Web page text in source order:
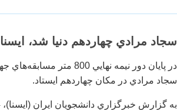
سجاد مرادي چهاردهم دنيا شد، ایسنا
در پايان دور نيمه نهايي 800 متر
سجاد مرادي در مكان چهاردهم ايستاد.